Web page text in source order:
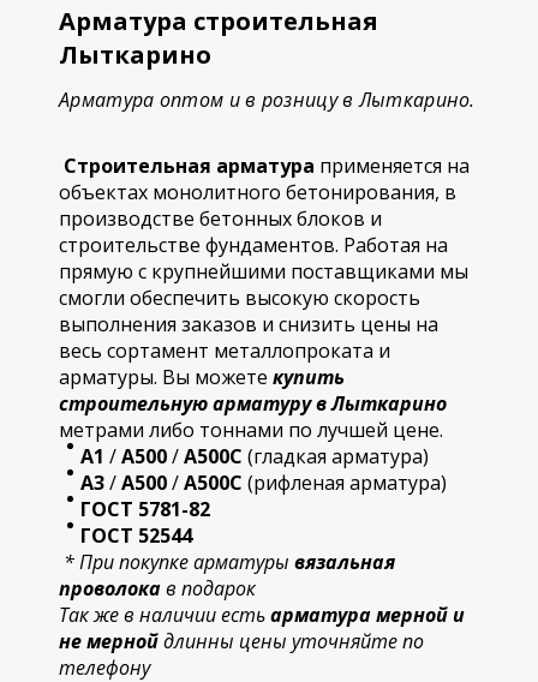
Арматура строительная
Лыткарино
Арматура оптом и в розницу в Лыткарино.
Строительная арматура применяется на
объектах монолитного бетонирования, в
производстве бетонных блоков и
строительстве фундаментов. Работая на
прямую с крупнейшими поставщиками мы
смогли обеспечить высокую скорость
выполнения заказов и снизить цены на
весь сортамент металлопроката и
арматуры. Вы можете купить
строительнуюарматуру в Лыткарино
метрами либо тоннами по лучшей цене.
А1 /А500/А500С (гладкая арматура)
А3/А500/А500С (рифленая арматура)
ГОСТ 5781-82
ГОСТ 52544
* При покупке арматуры вязальная
проволокав подарок
Так же в наличии естьарматура мерной и
не мернойдлинны цены уточняйте по
телефону